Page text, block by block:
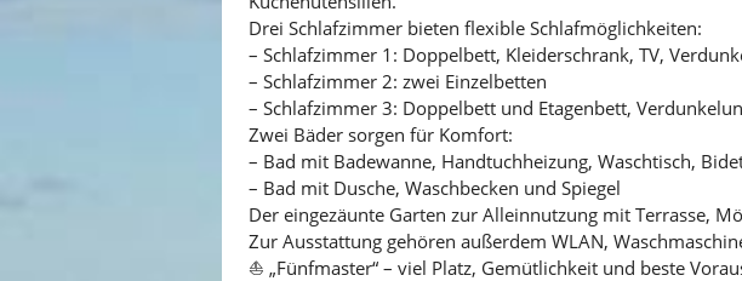
Drei Schlafzimmer bieten flexible Schlafmöglichkeiten:
– Schlafzimmer 1: Doppelbett, Kleiderschrank, TV,
– Schlafzimmer 2: zwei Einzelbetten
– Schlafzimmer 3: Doppelbett und Etagenbett,
Zwei Bäder sorgen für Komfort:
– Bad mit Badewanne, Handtuchheizung, Waschtisch,
– Bad mit Dusche, Waschbecken und Spiegel
Der eingezäunte Garten zur Alleinnutzung mit Terrasse,
Zur Ausstattung gehören außerdem WLAN,
⛵ „Fünfmaster“ – viel Platz, Gemütlichkeit und beste